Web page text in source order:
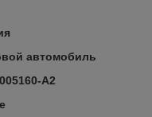
автомобиль
А2